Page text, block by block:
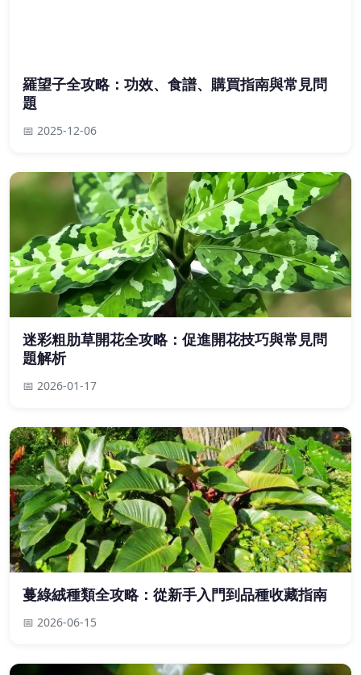
羅望子全攻略：功效、食譜、購買指南與常見問
題
📅 2025-12-06
迷彩粗肋草開花全攻略：促進開花技巧與常見問
題解析
📅 2026-01-17
蔓綠絨種類全攻略：從新手入門到品種收藏指南
📅 2026-06-15